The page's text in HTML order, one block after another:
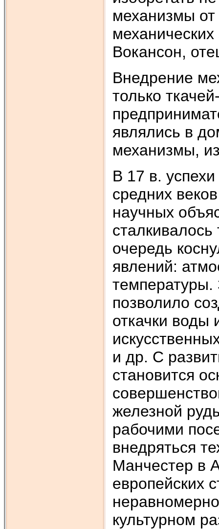
механизмы
Вокансон,
Внедрение
только
являлись в
механизмы,
В 17 в. успехи
средних
научных
очередь
явлений:
температуры.
позволило
откачки воды
и др. С
становится
железной
рабочими
внедряться
Манчестер в
европейских
культурном